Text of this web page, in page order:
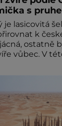
s
je lasicovitá
k
ostatně
vůbec. V